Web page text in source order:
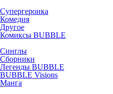
Супергероика
Комедия
Другое
Комиксы BUBBLE
Синглы
Сборники
Легенды BUBBLE
BUBBLE Visions
Манга